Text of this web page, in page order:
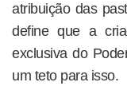
atribuição das
define que a
exclusiva do
um teto para isso.